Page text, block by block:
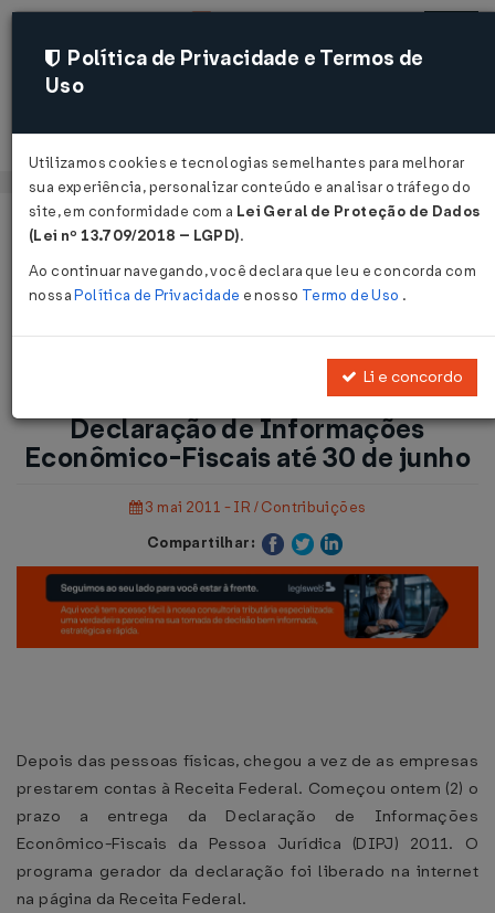
Acessar
Página Inicial
Notícias
Econômico-Fiscais até 30 de junho...
Voltar
Empresas devem entregar
Declaração de Informações
Econômico-Fiscais até 30 de junho
3 mai 2011 - IR / Contribuições
Compartilhar:
Depois das pessoas físicas, chegou a vez de as empresas
prestarem contas à Receita Federal. Começou ontem (2) o
prazo a entrega da Declaração de Informações
Econômico-Fiscais da Pessoa Jurídica (DIPJ) 2011. O
programa gerador da declaração foi liberado na internet
na página da Receita Federal.
Política de Privacidade e Termos de
Uso
Utilizamos cookies e tecnologias semelhantes para melhorar
sua experiência, personalizar conteúdo e analisar o tráfego do
site, em conformidade com a Lei Geral de Proteção de Dados
(Lei nº 13.709/2018 – LGPD).
Ao continuar navegando, você declara que leu e concorda com
nossaPolítica de Privacidade e nosso Termo de Uso .
Li e concordo